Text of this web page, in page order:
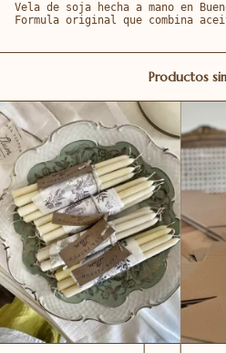
Vela de soja hecha a mano en
Formula original que combina
Productos